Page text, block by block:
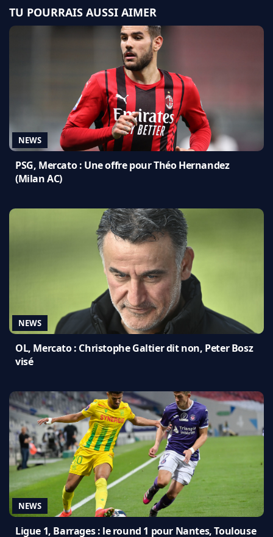
TU POURRAIS AUSSI AIMER
NEWS
PSG, Mercato : Une offre pour Théo Hernandez
(Milan AC)
NEWS
OL, Mercato : Christophe Galtier dit non, Peter Bosz
visé
NEWS
Ligue 1, Barrages : le round 1 pour Nantes, Toulouse